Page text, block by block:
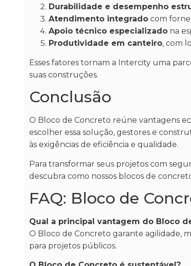
Durabilidade e desempenho
Atendimento integrado com
Apoio técnico especializado na
Produtividade em canteiro, com
Esses fatores tornam a Intercity uma
suas construções.
Conclusão
O Bloco de Concreto reúne vantagens
escolher essa solução, gestores e
às exigências de eficiência e qualidade.
Para transformar seus projetos com
descubra como nossos blocos de
FAQ: Bloco de
Qual a principal vantagem do Bloco
O Bloco de Concreto garante agilidade,
para projetos públicos.